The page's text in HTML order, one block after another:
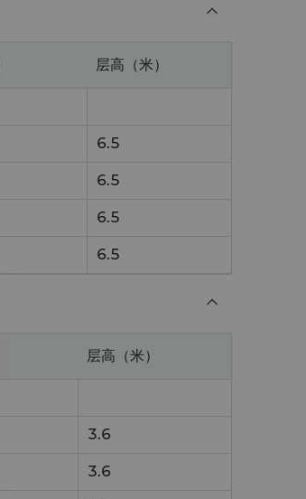
层高（米）
6.5
6.5
6.5
6.5
层高（米）
3.6
3.6